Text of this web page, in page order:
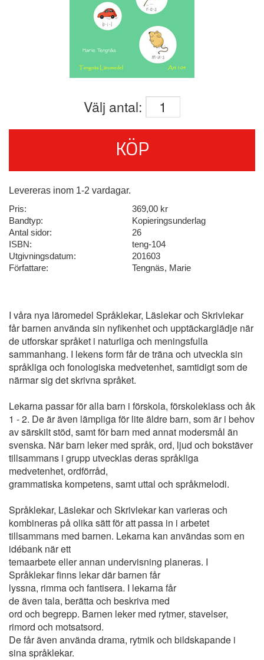
Välj antal:
KÖP
Levereras inom 1-2 vardagar.
Pris:
369,00 kr
Bandtyp:
Kopieringsunderlag
Antal sidor:
26
ISBN:
teng-104
Utgivningsdatum:
201603
Författare:
Tengnäs, Marie
I våra nya läromedel Språklekar, Läslekar och Skrivlekar
får barnen använda sin nyfikenhet och upptäckarglädje när
de utforskar språket i naturliga och meningsfulla
sammanhang. I lekens form får de träna och utveckla sin
språkliga och fonologiska medvetenhet, samtidigt som de
närmar sig det skrivna språket.
Lekarna passar för alla barn i förskola, förskoleklass och åk
1 - 2. De är även lämpliga för lite äldre barn, som är i behov
av särskilt stöd, samt för barn med annat modersmål än
svenska. När barn leker med språk, ord, ljud och bokstäver
tillsammans i grupp utvecklas deras språkliga
medvetenhet, ordförråd,
grammatiska kompetens, samt uttal och språkmelodi.
Språklekar, Läslekar och Skrivlekar kan varieras och
kombineras på olika sätt för att passa in i arbetet
tillsammans med barnen. Lekarna kan användas som en
idébank när ett
temaarbete eller annan undervisning planeras. I
Språklekar finns lekar där barnen får
lyssna, rimma och fantisera. I lekarna får
de även tala, berätta och beskriva med
ord och begrepp. Barnen leker med rytmer, stavelser,
rimord och motsatsord.
De får även använda drama, rytmik och bildskapande i
sina språklekar.